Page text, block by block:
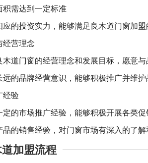
积需达到一定标准
应的投资实力，能够满足良木道门窗加
经营理念
道门窗的经营理念和发展目标，愿意与
的品牌经营意识，能够积极推广并维护
经验
定的市场推广经验，能够积极开展各类
的销售经验，对门窗市场有深入的了解
加盟流程